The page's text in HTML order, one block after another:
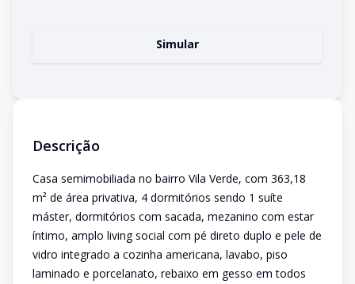
Simular
Descrição
Casa semimobiliada no bairro Vila Verde, com 363,18
m² de área privativa, 4 dormitórios sendo 1 suíte
máster, dormitórios com sacada, mezanino com estar
íntimo, amplo living social com pé direto duplo e pele de
vidro integrado a cozinha americana, lavabo, piso
laminado e porcelanato, rebaixo em gesso em todos